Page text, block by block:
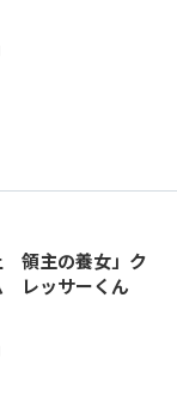
領主の養女」ク
レッサーくん